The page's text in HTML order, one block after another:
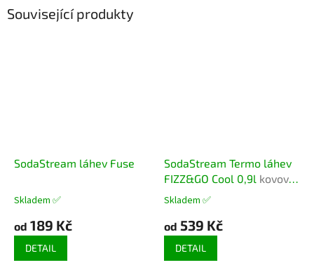
Související produkty
SodaStream láhev Fuse
Průměrné
produktu
Skladem ✅
od 189 Kč
DETAIL
SodaStream Termo láhev
FIZZ&GO Cool 0,9l kovová
termoska pro výrobníky
Průměrné
produktu
Skladem ✅
od 539 Kč
DETAIL